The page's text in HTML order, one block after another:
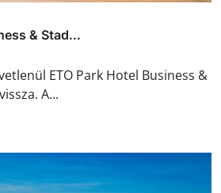
& Stad...
ETO Park Hotel Business &
A...